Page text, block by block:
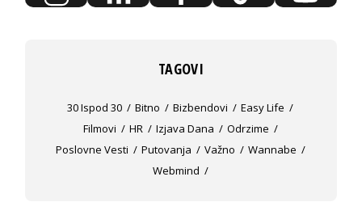
TAGOVI
30 Ispod 30 Bitno Bizbendovi
Easy Life
Filmovi
HR Izjava Dana
Odrzime
Poslovne Vesti
Putovanja Važno
Wannabe
Webmind